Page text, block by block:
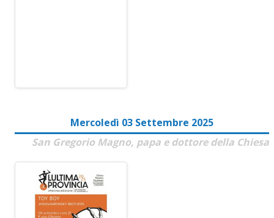
Mercoledì 03 Settembre 2025
San Gregorio Magno, papa e dottore della Chiesa